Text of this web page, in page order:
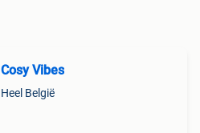
Cosy Vibes
Heel België